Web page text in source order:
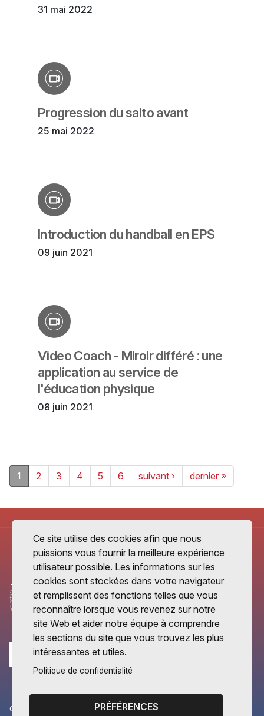
31 mai 2022
Progression du salto avant
25 mai 2022
Introduction du handball en EPS
09 juin 2021
Video Coach - Miroir différé : une
application au service de
l'éducation physique
08 juin 2021
1 2 3 4 5 6 suivant › dernier »
CANTONS PARTENAIRES
Ce site utilise des cookies afin que nous
puissions vous fournir la meilleure expérience
utilisateur possible. Les informations sur les
cookies sont stockées dans votre navigateur
et remplissent des fonctions telles que vous
reconnaître lorsque vous revenez sur notre
site Web et aider notre équipe à comprendre
les sections du site que vous trouvez les plus
intéressantes et utiles.
Politique de confidentialité
PRÉFÉRENCES